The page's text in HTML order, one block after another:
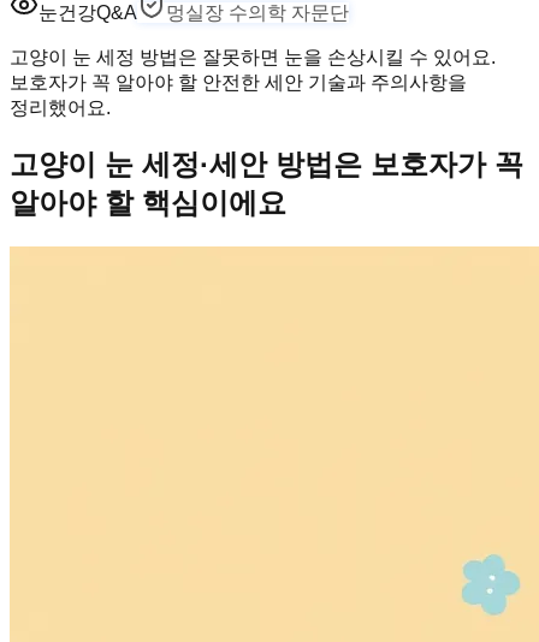
눈건강Q&A 멍실장 수의학 자문단
고양이 눈 세정 방법은 잘못하면 눈을 손상시킬 수 있어요.
보호자가 꼭 알아야 할 안전한 세안 기술과 주의사항을
정리했어요.
고양이 눈 세정·세안 방법은 보호자가 꼭
알아야 할 핵심이에요